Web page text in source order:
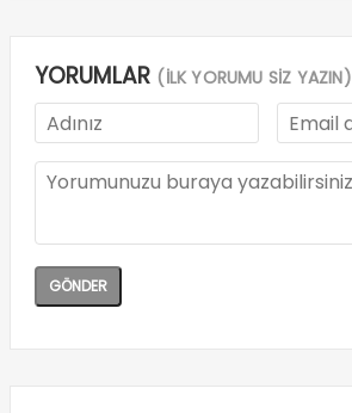
YORUMLAR (İLK YORUMU SİZ YAZIN)